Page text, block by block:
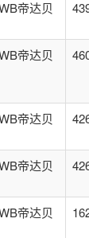
帝达贝
帝达贝
帝达贝
帝达贝
帝达贝